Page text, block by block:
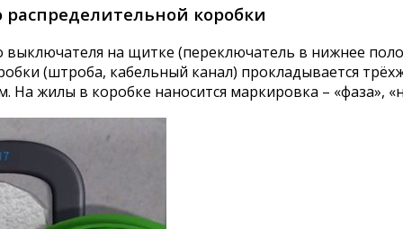
коробки
на щитке (переключатель в нижнее
(штроба, кабельный канал) прокладывается
На жилы в коробке наносится маркировка – «фаза»,